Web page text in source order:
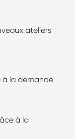
ateliers
à la demande
à la